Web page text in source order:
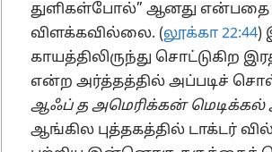
துளிகள்போல்” ஆனது என்பதை
விளக்கவில்லை. (லூக்கா 22:44)
காயத்திலிருந்து சொட்டுகிற
என்ற அர்த்தத்தில் அப்படிச்
ஆஃப் த அமெரிக்கன்
ஆங்கில புத்தகத்தில் டாக்டர்